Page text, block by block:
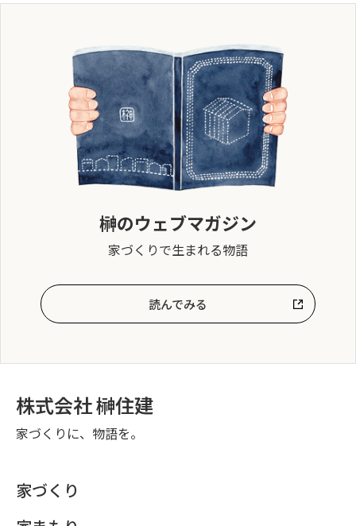
榊のウェブマガジン
家づくりで生まれる物語
読んでみる
株式会社 榊住建
家づくりに、物語を。
家づくり